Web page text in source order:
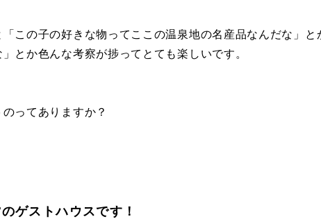
この子の好きな物ってここの温泉地の名産品なんだな」と
とか色んな考察が捗ってとても楽しいです。
ってありますか？
ゲストハウスです！